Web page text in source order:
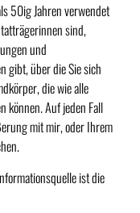
50ig Jahren verwendet
sind,
und
gibt, über die Sie sich
die wie alle
können. Auf jeden Fall
mit mir, oder Ihrem
ist die